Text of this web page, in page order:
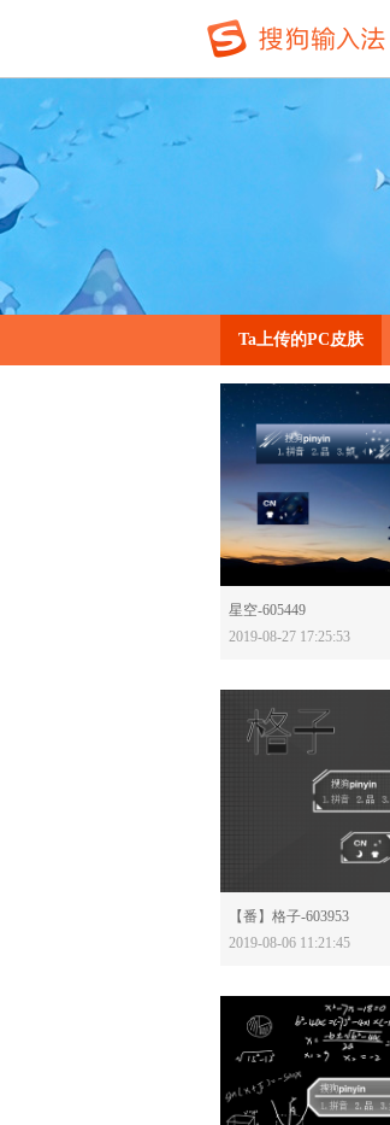
Ta上传的PC皮肤
星空-605449
2019-08-27 17:25:53
分享：
【番】格子-603953
2019-08-06 11:21:45